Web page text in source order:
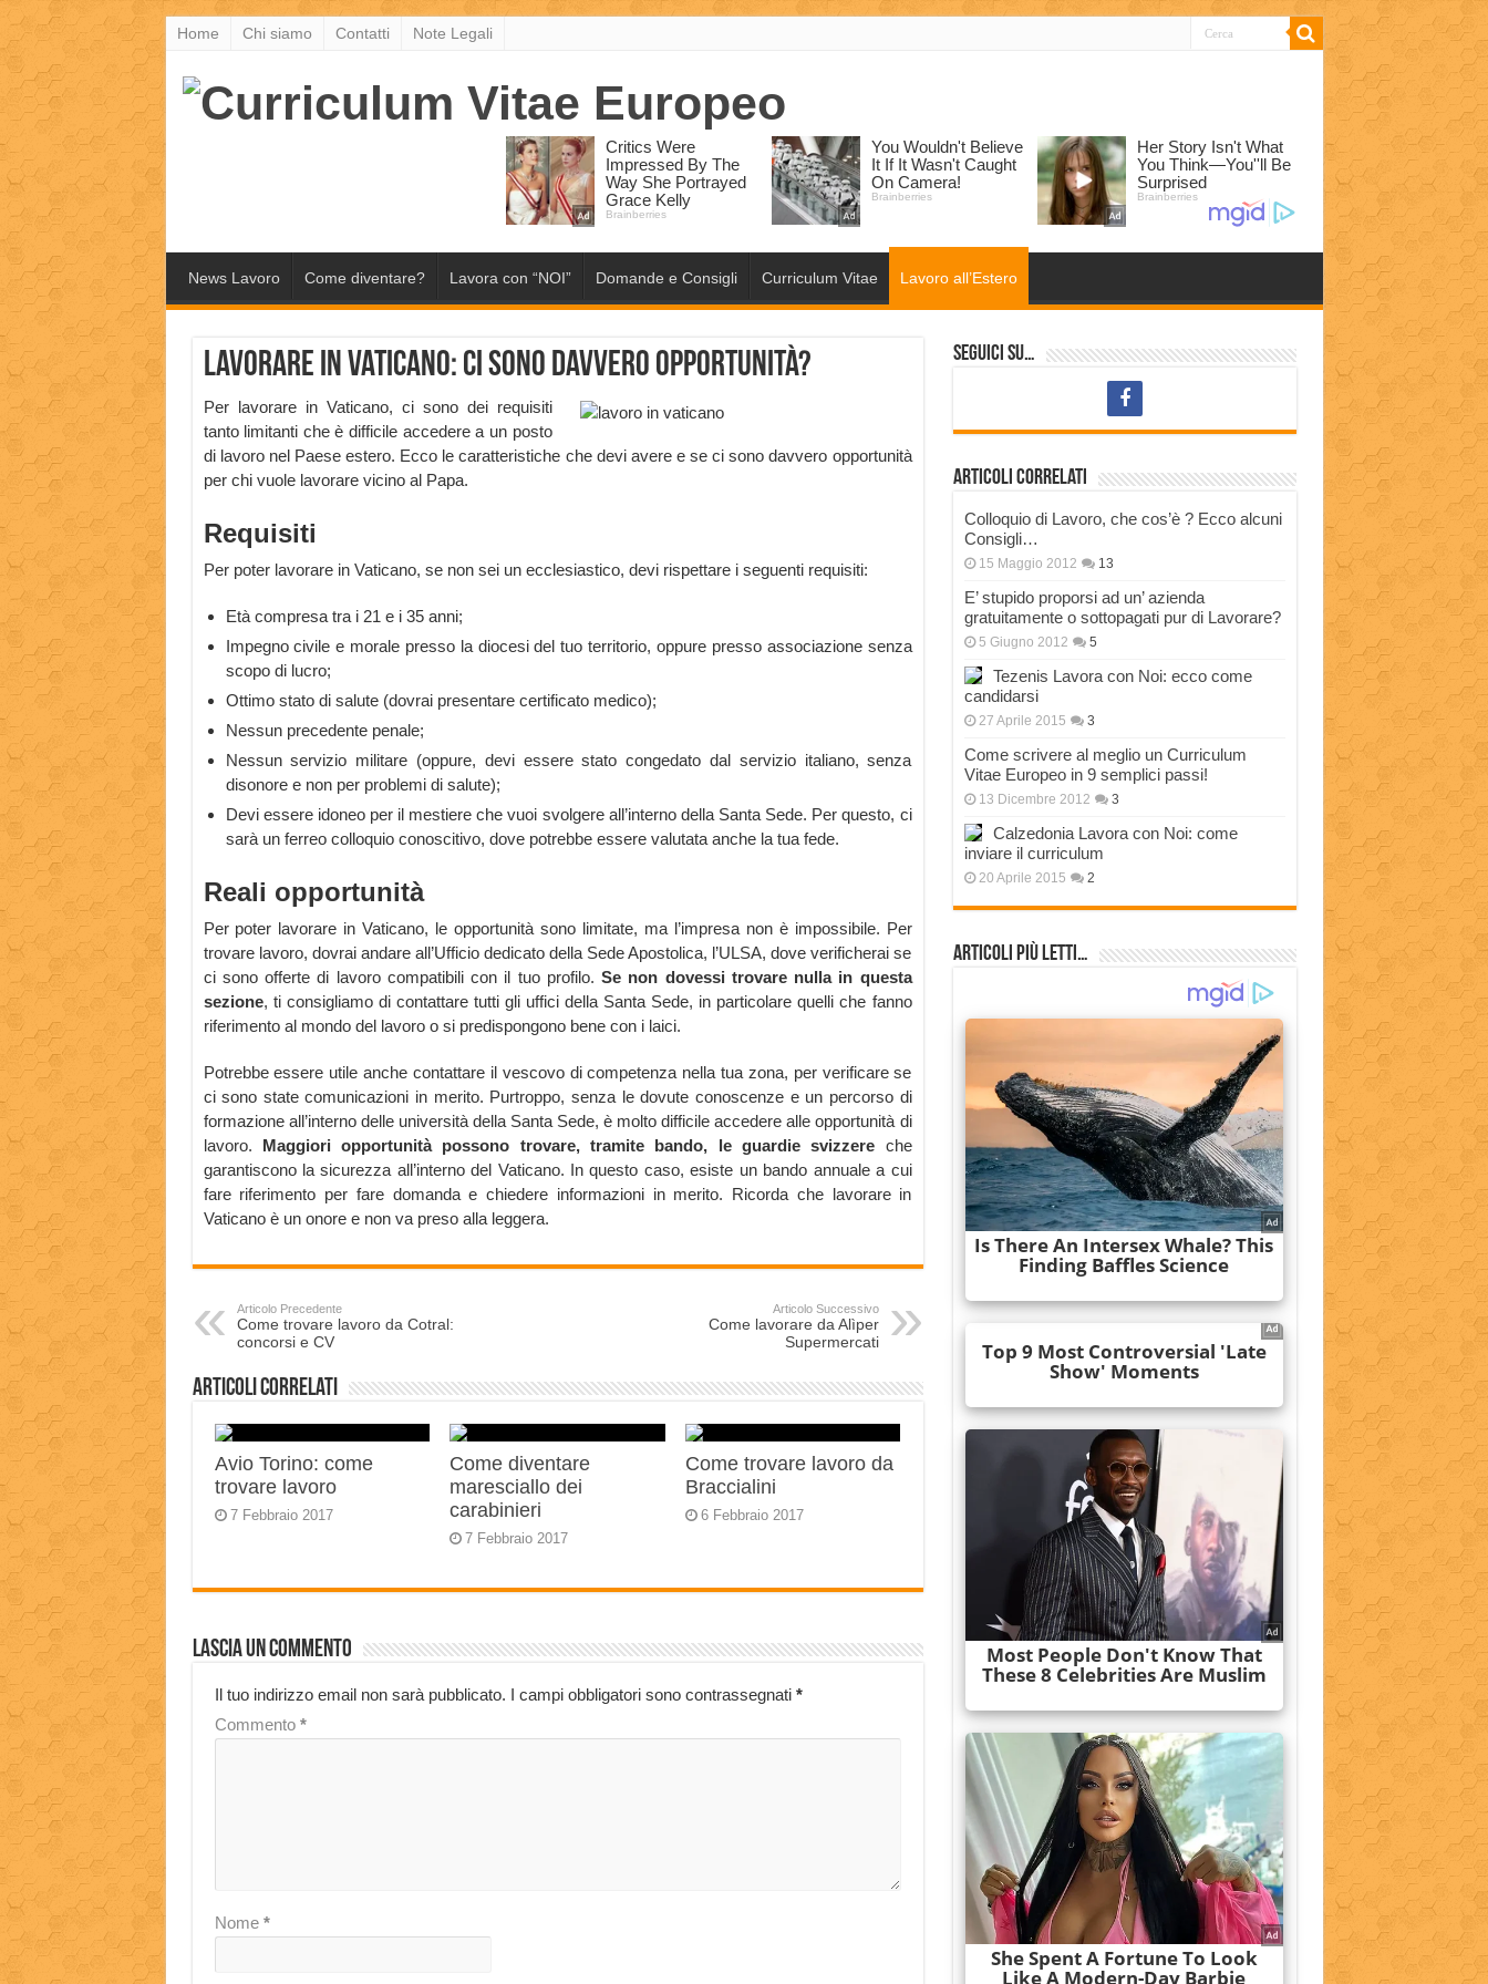
Home Chi siamo Contatti Note Legali
News Lavoro Come diventare? Lavora con “NOI” Domande e Consigli Curriculum Vitae Lavoro all’Estero
Lavorare in Vaticano: ci sono davvero opportunità?
Per lavorare in Vaticano, ci sono dei requisiti
tanto limitanti che è difficile accedere a un posto
di lavoro nel Paese estero. Ecco le caratteristiche che devi avere e se ci sono davvero opportunità
per chi vuole lavorare vicino al Papa.
Requisiti
Per poter lavorare in Vaticano, se non sei un ecclesiastico, devi rispettare i seguenti requisiti:
Età compresa tra i 21 e i 35 anni;
Impegno civile e morale presso la diocesi del tuo territorio, oppure presso associazione senza
scopo di lucro;
Ottimo stato di salute (dovrai presentare certificato medico);
Nessun precedente penale;
Nessun servizio militare (oppure, devi essere stato congedato dal servizio italiano, senza
disonore e non per problemi di salute);
Devi essere idoneo per il mestiere che vuoi svolgere all’interno della Santa Sede. Per questo, ci
sarà un ferreo colloquio conoscitivo, dove potrebbe essere valutata anche la tua fede.
Reali opportunità
Per poter lavorare in Vaticano, le opportunità sono limitate, ma l’impresa non è impossibile. Per
trovare lavoro, dovrai andare all’Ufficio dedicato della Sede Apostolica, l’ULSA, dove verificherai se
ci sono offerte di lavoro compatibili con il tuo profilo. Se non dovessi trovare nulla in questa
sezione, ti consigliamo di contattare tutti gli uffici della Santa Sede, in particolare quelli che fanno
riferimento al mondo del lavoro o si predispongono bene con i laici.
Potrebbe essere utile anche contattare il vescovo di competenza nella tua zona, per verificare se
ci sono state comunicazioni in merito. Purtroppo, senza le dovute conoscenze e un percorso di
formazione all’interno delle università della Santa Sede, è molto difficile accedere alle opportunità di
lavoro. Maggiori opportunità possono trovare, tramite bando, le guardie svizzere che
garantiscono la sicurezza all’interno del Vaticano. In questo caso, esiste un bando annuale a cui
fare riferimento per fare domanda e chiedere informazioni in merito. Ricorda che lavorare in
Vaticano è un onore e non va preso alla leggera.
Articolo Precedente
Come trovare lavoro da Cotral:
concorsi e CV
Articolo Successivo
Come lavorare da Alìper
Supermercati
Articoli correlati
Avio Torino: come
trovare lavoro
7 Febbraio 2017
Come diventare
maresciallo dei
carabinieri
7 Febbraio 2017
Come trovare lavoro da
Braccialini
6 Febbraio 2017
Lascia un commento
Il tuo indirizzo email non sarà pubblicato. I campi obbligatori sono contrassegnati *
Commento *
Nome *
Seguici su…
Articoli correlati
Colloquio di Lavoro, che cos’è ? Ecco alcuni
Consigli…
15 Maggio 2012 13
E’ stupido proporsi ad un’ azienda
gratuitamente o sottopagati pur di Lavorare?
5 Giugno 2012 5
Tezenis Lavora con Noi: ecco come
candidarsi
27 Aprile 2015 3
Come scrivere al meglio un Curriculum
Vitae Europeo in 9 semplici passi!
13 Dicembre 2012 3
Calzedonia Lavora con Noi: come
inviare il curriculum
20 Aprile 2015 2
Articoli più Letti…